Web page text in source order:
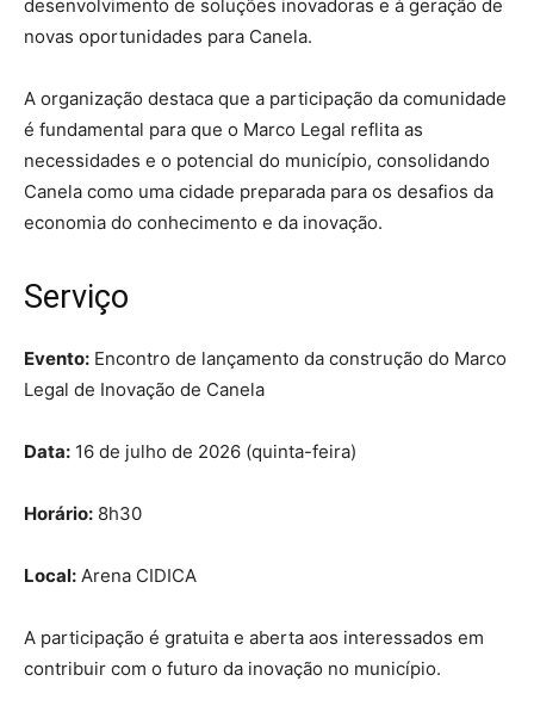
desenvolvimento de soluções inovadoras e à geração de
novas oportunidades para Canela.
A organização destaca que a participação da comunidade
é fundamental para que o Marco Legal reflita as
necessidades e o potencial do município, consolidando
Canela como uma cidade preparada para os desafios da
economia do conhecimento e da inovação.
Serviço
Evento: Encontro de lançamento da construção do Marco
Legal de Inovação de Canela
Data: 16 de julho de 2026 (quinta-feira)
Horário: 8h30
Local: Arena CIDICA
A participação é gratuita e aberta aos interessados em
contribuir com o futuro da inovação no município.